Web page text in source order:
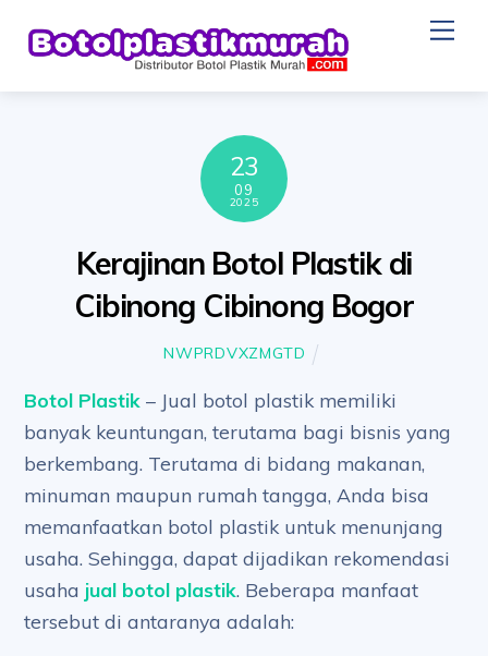
23
09
2025
Kerajinan Botol Plastik di
Cibinong Cibinong Bogor
NWPRDVXZMGTD
Botol Plastik – Jual botol plastik memiliki
banyak keuntungan, terutama bagi bisnis yang
berkembang. Terutama di bidang makanan,
minuman maupun rumah tangga, Anda bisa
memanfaatkan botol plastik untuk menunjang
usaha. Sehingga, dapat dijadikan rekomendasi
usaha jual botol plastik. Beberapa manfaat
tersebut di antaranya adalah: